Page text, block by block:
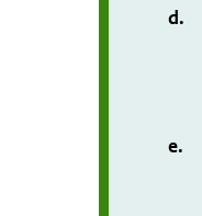
d.
e.